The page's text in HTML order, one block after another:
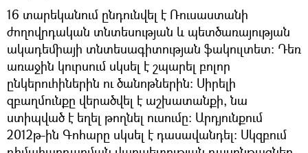
16 տարեկանում ընդունվել է Ռուսաստանի
ժողովրդական տնտեսության և պետծառայության
ակադեմիայի տնտեսագիտության ֆակուլտետ։ Դեռ
առաջին կուրսում սկսել է շպարել բոլոր
ընկերուհիներին ու ծանոթներին։ Սիրելի
զբաղմունքը վերածվել է աշխատանքի, նա
ստիպված է եղել թողնել ուսումը։ Արդյունքում
2012թ-ին Գոհարը սկսել է դասավանդել։ Սկզբում